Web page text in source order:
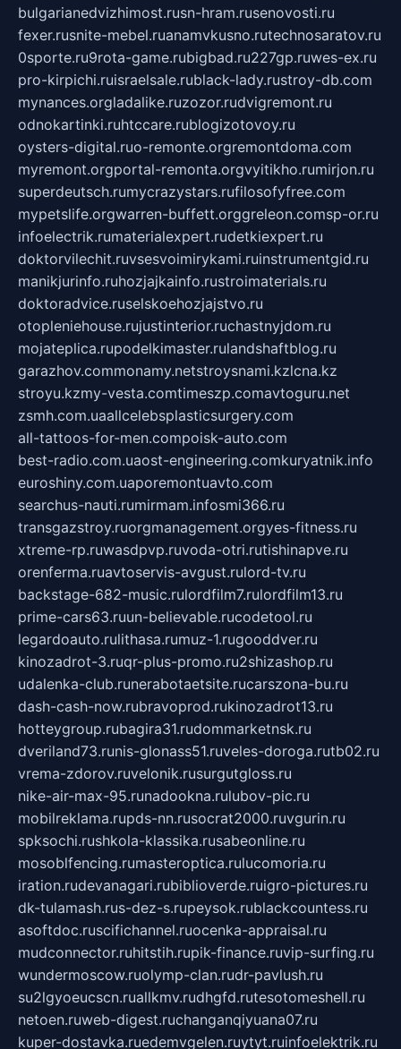
bulgarianedvizhimost.rusn-hram.rusenovosti.ru
fexer.rusnite-mebel.ruanamvkusno.rutechnosaratov.ru
0sporte.ru9rota-game.rubigbad.ru227gp.ruwes-ex.ru
pro-kirpichi.ruisraelsale.rublack-lady.rustroy-db.com
mynances.orgladalike.ruzozor.rudvigremont.ru
odnokartinki.ruhtccare.rublogizotovoy.ru
oysters-digital.ruo-remonte.orgremontdoma.com
myremont.orgportal-remonta.orgvyitikho.rumirjon.ru
superdeutsch.rumycrazystars.rufilosofyfree.com
mypetslife.orgwarren-buffett.orggreleon.comsp-or.ru
infoelectrik.rumaterialexpert.rudetkiexpert.ru
doktorvilechit.ruvsesvoimirykami.ruinstrumentgid.ru
manikjurinfo.ruhozjajkainfo.rustroimaterials.ru
doktoradvice.ruselskoehozjajstvo.ru
otopleniehouse.rujustinterior.ruchastnyjdom.ru
mojateplica.rupodelkimaster.rulandshaftblog.ru
garazhov.commonamy.netstroysnami.kzlcna.kz
stroyu.kzmy-vesta.comtimeszp.comavtoguru.net
zsmh.com.uaallcelebsplasticsurgery.com
all-tattoos-for-men.compoisk-auto.com
best-radio.com.uaost-engineering.comkuryatnik.info
euroshiny.com.uaporemontuavto.com
searchus-nauti.rumirmam.infosmi366.ru
transgazstroy.ruorgmanagement.orgyes-fitness.ru
xtreme-rp.ruwasdpvp.ruvoda-otri.rutishinapve.ru
orenferma.ruavtoservis-avgust.rulord-tv.ru
backstage-682-music.rulordfilm7.rulordfilm13.ru
prime-cars63.ruun-believable.rucodetool.ru
legardoauto.rulithasa.rumuz-1.rugooddver.ru
kinozadrot-3.ruqr-plus-promo.ru2shizashop.ru
udalenka-club.runerabotaetsite.rucarszona-bu.ru
dash-cash-now.rubravoprod.rukinozadrot13.ru
hotteygroup.rubagira31.rudommarketnsk.ru
dveriland73.runis-glonass51.ruveles-doroga.rutb02.ru
vrema-zdorov.ruvelonik.rusurgutgloss.ru
nike-air-max-95.runadookna.rulubov-pic.ru
mobilreklama.rupds-nn.rusocrat2000.ruvgurin.ru
spksochi.rushkola-klassika.rusabeonline.ru
mosoblfencing.rumasteroptica.rulucomoria.ru
iration.rudevanagari.rubiblioverde.ruigro-pictures.ru
dk-tulamash.rus-dez-s.rupeysok.rublackcountess.ru
asoftdoc.ruscifichannel.ruocenka-appraisal.ru
mudconnector.ruhitstih.rupik-finance.ruvip-surfing.ru
wundermoscow.ruolymp-clan.rudr-pavlush.ru
su2lgyoeucscn.ruallkmv.rudhgfd.rutesotomeshell.ru
netoen.ruweb-digest.ruchanganqiyuana07.ru
kuper-dostavka.ruedemvgelen.ruytyt.ruinfoelektrik.ru